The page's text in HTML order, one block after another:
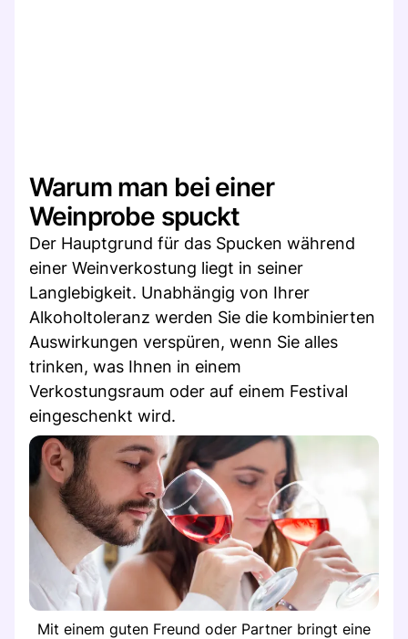
Warum man bei einer
Weinprobe spuckt
Der Hauptgrund für das Spucken während
einer Weinverkostung liegt in seiner
Langlebigkeit. Unabhängig von Ihrer
Alkoholtoleranz werden Sie die kombinierten
Auswirkungen verspüren, wenn Sie alles
trinken, was Ihnen in einem
Verkostungsraum oder auf einem Festival
eingeschenkt wird.
Mit einem guten Freund oder Partner bringt eine